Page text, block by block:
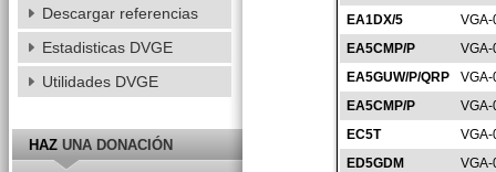
EA1DX/5
EA5CMP/P
EA5GUW/P/QRP
EA5CMP/P
EC5T
ED5GDM
Descargar referencias
Estadisticas DVGE
Utilidades DVGE
HAZUNA DONACIÓN